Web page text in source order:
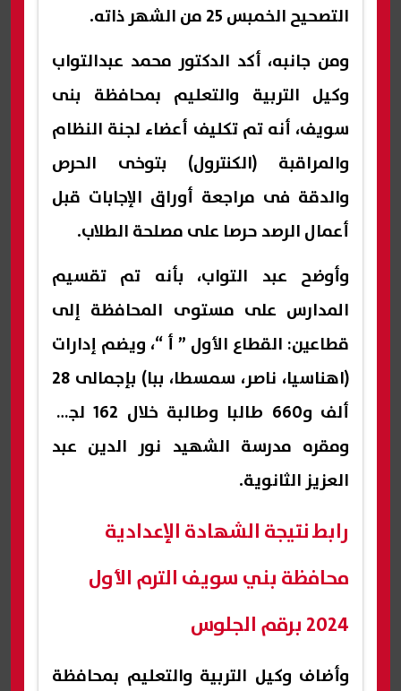
التصحيح الخمبس 25 من الشهر ذاته.
ومن جانبه، أكد الدكتور محمد عبدالتواب
وكيل التربية والتعليم بمحافظة بنى
سويف، أنه تم تكليف أعضاء لجنة النظام
والمراقبة (الكنترول) بتوخى الحرص
والدقة فى مراجعة أوراق الإجابات قبل
أعمال الرصد حرصا على مصلحة الطلاب.
وأوضح عبد التواب، بأنه تم تقسيم
المدارس على مستوى المحافظة إلى
قطاعين: القطاع الأول ” أ “، ويضم إدارات
(اهناسيا، ناصر، سمسطا، ببا) بإجمالى 28
ألف و660 طالبا وطالبة خلال 162 لجنة
ومقره مدرسة الشهيد نور الدين عبد
العزيز الثانوية.
رابط نتيجة الشهادة الإعدادية
محافظة بني سويف الترم الأول
2024 برقم الجلوس
وأضاف وكيل التربية والتعليم بمحافظة